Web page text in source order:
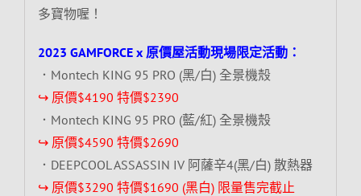
多寶物喔！
2023 GAMFORCE x 原價屋活動現場限定活動：
．Montech KING 95 PRO (黑/白) 全景機殼
↪ 原價$4190 特價$2390
．Montech KING 95 PRO (藍/紅) 全景機殼
↪ 原價$4590 特價$2690
．DEEPCOOL ASSASSIN IV 阿薩辛4(黑/白) 散熱器
↪ 原價$3290 特價$1690 (黑白) 限量售完截止